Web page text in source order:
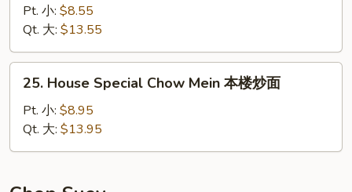
Chow
Mein
虾
炒
Pt. 小: $8.55
Qt. 大: $13.55
House
Special
Chow
Mein
楼
25. House Special Chow Mein 本楼炒面
Pt. 小: $8.95
Qt. 大: $13.95